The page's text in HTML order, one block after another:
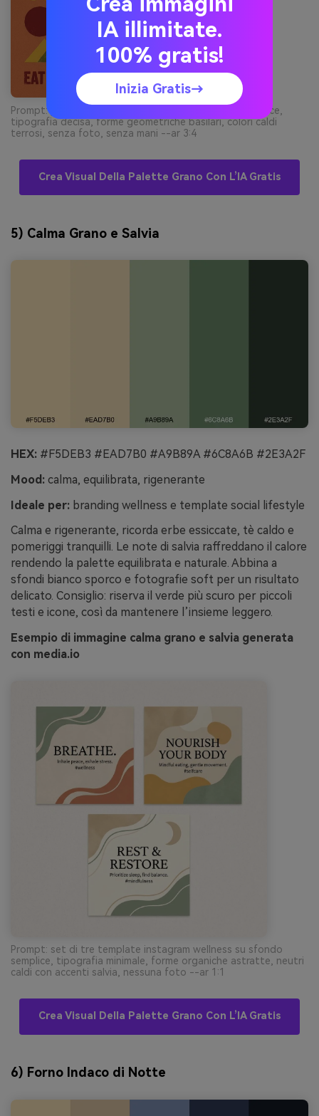
Prompt: poster grafico per ristorante su sfondo semplice,
tipografia decisa, forme geometriche basilari, colori caldi
terrosi, senza foto, senza mani --ar 3:4
Crea Visual Della Palette Grano Con L’IA Gratis
5) Calma Grano e Salvia
HEX: #F5DEB3 #EAD7B0 #A9B89A #6C8A6B #2E3A2F
Mood: calma, equilibrata, rigenerante
Ideale per: branding wellness e template social lifestyle
Calma e rigenerante, ricorda erbe essiccate, tè caldo e
pomeriggi tranquilli. Le note di salvia raffreddano il calore
rendendo la palette equilibrata e naturale. Abbina a
sfondi bianco sporco e fotografie soft per un risultato
delicato. Consiglio: riserva il verde più scuro per piccoli
testi e icone, così da mantenere l’insieme leggero.
Esempio di immagine calma grano e salvia generata
con media.io
Prompt: set di tre template instagram wellness su sfondo
semplice, tipografia minimale, forme organiche astratte, neutri
caldi con accenti salvia, nessuna foto --ar 1:1
Crea Visual Della Palette Grano Con L’IA Gratis
6) Forno Indaco di Notte
IA illimitate.
100% gratis!
Inizia Gratis→